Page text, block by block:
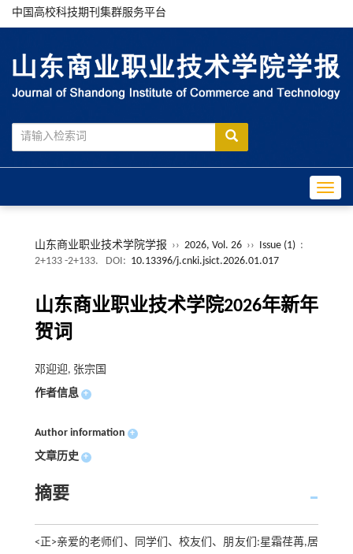
中国高校科技期刊集群服务平台
山东商业职业技术学院学报 ›› 2026, Vol. 26 ›› Issue (1) :
2+133 -2+133.
DOI: 10.13396/j.cnki.jsict.2026.01.017
山东商业职业技术学院2026年新年
贺词
邓迎迎, 张宗国
作者信息 +
Author information +
文章历史 +
摘要
<正>亲爱的老师们、同学们、校友们、朋友们:星霜荏苒,居